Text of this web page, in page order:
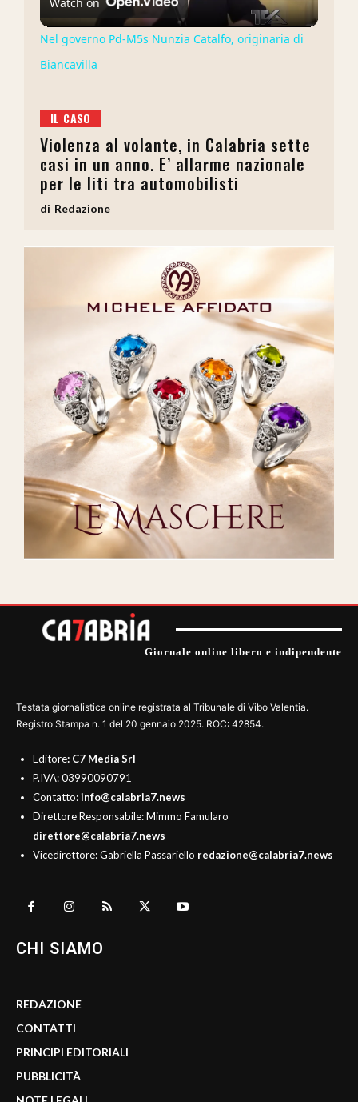
Video
Nel governo Pd-M5s Nunzia Catalfo, originaria di
Biancavilla
IL CASO
Violenza al volante, in Calabria sette
casi in un anno. E’ allarme nazionale
per le liti tra automobilisti
Redazione
Giornale online libero e indipendente
Testata giornalistica online registrata al Tribunale di Vibo Valentia.
Registro Stampa n. 1 del 20 gennaio 2025. ROC: 42854.
Editore: C7 Media Srl
P.IVA: 03990090791
Contatto:info@calabria7.news
Direttore Responsabile: Mimmo Famularo
direttore@calabria7.news
Vicedirettore: Gabriella Passariello redazione@calabria7.news
CHI SIAMO
REDAZIONE
CONTATTI
PRINCIPI EDITORIALI
PUBBLICITÀ